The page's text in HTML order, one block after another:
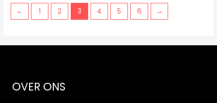
← 1 2 3 4 5 6 →
OVER ONS